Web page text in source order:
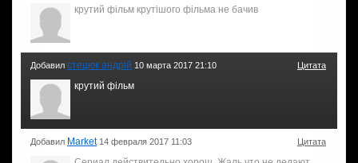
крутий фільм крутішого фільма не бачив
Добавил стецюк андрій 10 марта 2017 21:10 Цитата
крутий фільм
Добавил Market14 февраля 2017 11:03 Цитата